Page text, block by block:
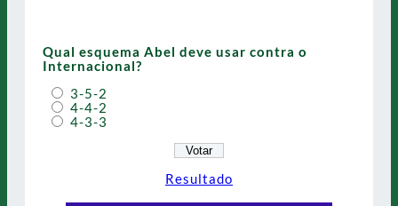
Qual esquema Abel deve usar contra o
Internacional?
3-5-2
4-4-2
4-3-3
Resultado